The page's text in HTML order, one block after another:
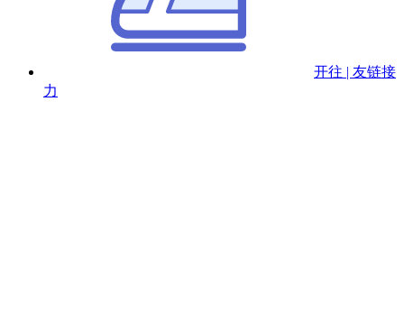
开往 | 友链接
力